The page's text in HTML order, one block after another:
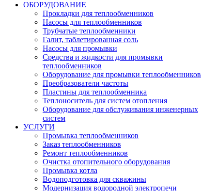
ОБОРУДОВАНИЕ
Прокладки для теплообменников
Насосы для теплообменников
Трубчатые теплообменники
Галит, таблетированная соль
Насосы для промывки
Средства и жидкости для промывки
теплообменников
Оборудование для промывки теплообменников
Преобразователи частоты
Пластины для теплообменника
Теплоноситель для систем отопления
Оборудование для обслуживания инженерных
систем
УСЛУГИ
Промывка теплообменников
Заказ теплообменников
Ремонт теплообменников
Очистка отопительного оборудования
Промывка котла
Водоподготовка для скважины
Модернизация водородной электропечи